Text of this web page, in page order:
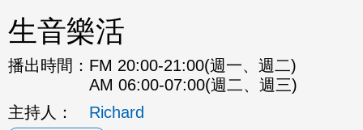
生音樂活
播出時間： FM 20:00-21:00(週一、週二)
AM 06:00-07:00(週二、週三)
主持人：
Richard